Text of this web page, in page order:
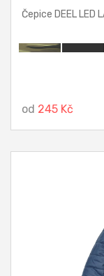
Čepice DEEL LED
od 245 Kč